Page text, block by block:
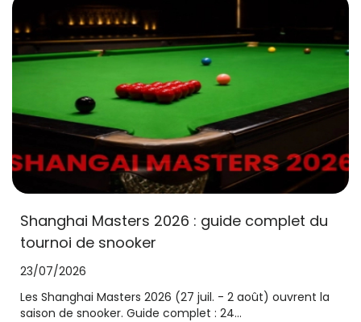
Shanghai Masters 2026 : guide complet du
tournoi de snooker
23/07/2026
Les Shanghai Masters 2026 (27 juil. - 2 août) ouvrent la
saison de snooker. Guide complet : 24...